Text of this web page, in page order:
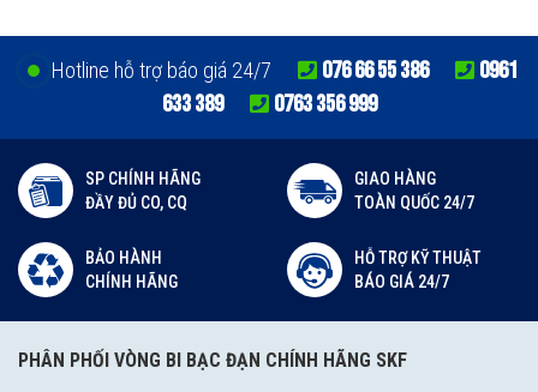
Hotline hỗ trợ báo giá 24/7 076 66 55 386
0961
633 389
0763 356 999
SP CHÍNH HÃNG
ĐẦY ĐỦ CO, CQ
GIAO HÀNG
TOÀN QUỐC 24/7
BẢO HÀNH
CHÍNH HÃNG
HỖ TRỢ KỸ THUẬT
BÁO GIÁ 24/7
PHÂN PHỐI VÒNG BI BẠC ĐẠN CHÍNH HÃNG SKF